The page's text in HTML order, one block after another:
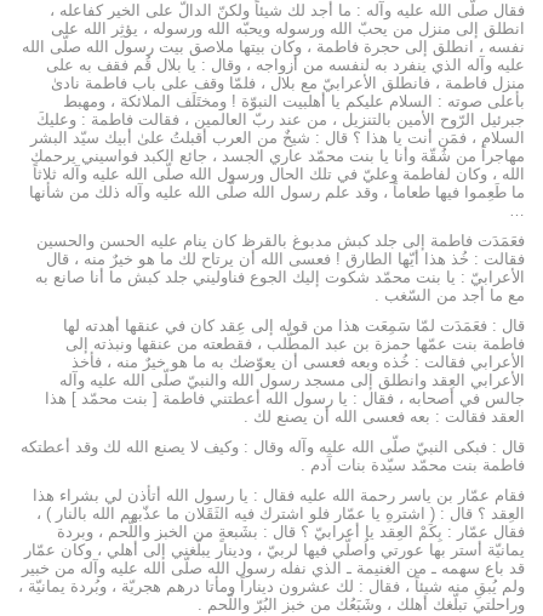
فقال صلّى الله عليه وآله : ما أجد لك شيئاً ولكنّ الدالّ على الخير كفاعله ،
انطلق إلى منزل من يحبّ الله ورسوله ويحبّه الله ورسوله ، يؤثِر الله على
نفسه ، انطلق إلى حجرة فاطمة ، وكان بيتها ملاصق بيت رسول الله صلّى الله
عليه وآله الذي ينفرد به لنفسه من أزواجه ، وقال : يا بلال قُم فقف به على
منزل فاطمة ، فانطلق الأعرابيّ مع بلال ، فلمّا وقف على باب فاطمة نادىٰ
بأعلى صوته : السلام عليكم يا أهلبيت النبوّة ! ومختَلَف الملائكة ، ومهبط
جبرئيل الرّوح الأمين بالتنزيل ، من عند ربّ العالمين ، فقالت فاطمة : وعليكَ
السلام ، فمَن أنت يا هذا ؟ قال : شيخٌ من العرب أقبلتُ علىٰ أبيك سيّد البشر
مهاجراً من شُقّة وأنا يا بنت محمّد عاري الجسد ، جائع الكبد فواسيني يرحمك
الله ، وكان لفاطمة وعليّ في تلك الحال ورسول الله صلّى الله عليه وآله ثلاثاً
ما طَعِموا فيها طعاماً ، وقد علم رسول الله صلّى الله عليه وآله ذلك من شأنها
…
فعَمَدَت فاطمة إلى جلد كبش مدبوغ بالقرظ كان ينام عليه الحسن والحسين
فقالت : خُذ هذا أيّها الطارق ! فعسى الله أن يرتاح لك ما هو خيرٌ منه ، قال
الأعرابيّ : يا بنت محمّد شكوت إليك الجوع فناوليني جلد كبش ما أنا صانع به
مع ما أجد من السّغب .
قال : فعَمَدَت لمّا سَمِعَت هذا من قوله إلى عِقد كان في عنقها أهدته لها
فاطمة بنت عمّها حمزة بن عبد المطّلب ، فقطعته من عنقها ونبذته إلى
الأعرابي فقالت : خُذه وبعه فعسى أن يعوّضك به ما هو خيرٌ منه ، فأخذ
الأعرابي العِقد وانطلق إلى مسجد رسول الله والنبيّ صلّى الله عليه وآله
جالس في أصحابه ، فقال : يا رسول الله أعطتني فاطمة [ بنت محمّد ] هذا
العقد فقالت : بعه فعسى الله أن يصنع لك .
قال : فبكى النبيّ صلّى الله عليه وآله وقال : وكيف لا يصنع الله لك وقد أعطتكه
فاطمة بنت محمّد سيّدة بنات آدم .
فقام عمّار بن ياسر رحمة الله عليه فقال : يا رسول الله أتأذن لي بشراء هذا
العِقد ؟ قال : ( اشترهِ يا عمّار فلو اشترك فيه الثَقَلان ما عذّبهم الله بالنار ) ،
فقال عمّار : بِكَمْ العِقد يا أعرابيّ ؟ قال : بشَبعةٍ من الخبز واللّحم ، وبردة
يمانيّة أستر بها عورتي واُصلّي فيها لربيّ ، ودينار يبلّغني إلى أهلي ، وكان عمّار
قد باع سهمه ـ من الغنيمة ـ الذي نفله رسول الله صلّى الله عليه وآله من خبير
ولم يُبقِ منه شيئاً ، فقال : لك عشرون ديناراً ومأتا درهم هجريّة ، وبُردة يمانيّة ،
وراحلتي تبلّغك أهلك ، وشَبَعُك من خبز البُرّ واللّحم .